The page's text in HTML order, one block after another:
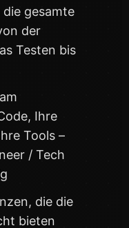
gesamte
der
Testen bis
Ihre
Tools –
/ Tech
die die
bieten